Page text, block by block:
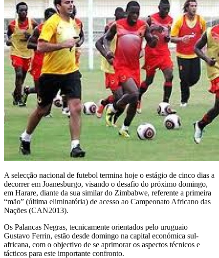
A selecção nacional de futebol termina hoje o estágio de cinco dias a
decorrer em Joanesburgo, visando o desafio do próximo domingo,
em Harare, diante da sua similar do Zimbabwe, referente a primeira
“mão” (última eliminatória) de acesso ao Campeonato Africano das
Nações (CAN2013).
Os Palancas Negras, tecnicamente orientados pelo uruguaio
Gustavo Ferrin, estão desde domingo na capital económica sul-
africana, com o objectivo de se aprimorar os aspectos técnicos e
tácticos para este importante confronto.